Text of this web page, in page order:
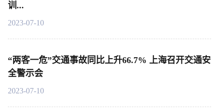
训...
2023-07-10
“两客一危”交通事故同比上升66.7% 上海召开交通安
全警示会
2023-07-10